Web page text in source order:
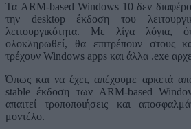
Τα ARM-based Windows 10 δεν
την desktop έκδοση του
λειτουργικότητα. Με λίγα λόγια,
ολοκληρωθεί, θα επιτρέπουν στους
τρέχουν Windows apps και άλλα .exe
Όπως και να έχει, απέχουμε αρκετά
stable έκδοση των ARM-based
απαιτεί τροποποιήσεις και
μοντέλο.